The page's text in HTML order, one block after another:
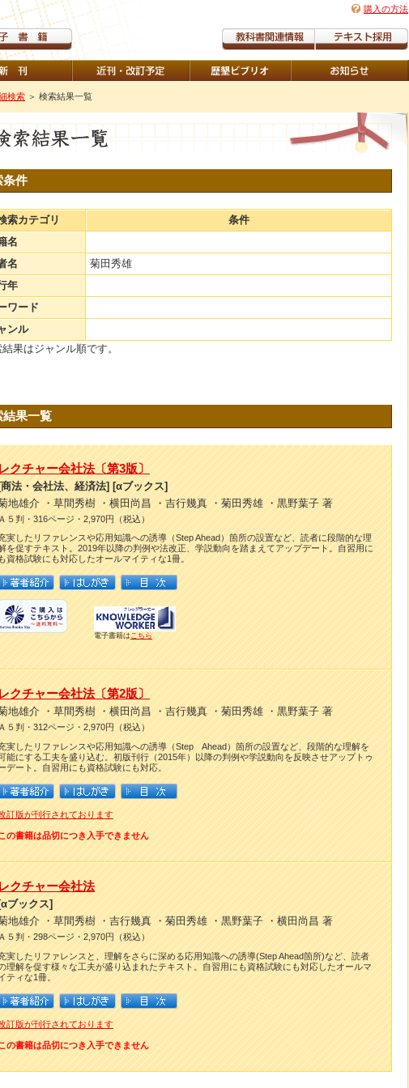
購入の方法
検索 ＞ 検索結果一覧
条件
索カテゴリ
条件
名
名
菊田秀雄
年
ワード
ンル
果はジャンル順です。
結果一覧
クチャー会社法〔第3版〕
法・会社法、経済法] [αブックス]
地雄介 ・草間秀樹 ・横田尚昌 ・吉行幾真 ・菊田秀雄 ・黒野葉子 著
５判・316ページ・2,970円（税込）
実したリファレンスや応用知識への誘導（Step Ahead）箇所の設置など、読者に段階的な理
を促すテキスト。2019年以降の判例や法改正、学説動向を踏まえてアップデート。自習用に
資格試験にも対応したオールマイティな1冊。
電子書籍はこちら
クチャー会社法〔第2版〕
地雄介 ・草間秀樹 ・横田尚昌 ・吉行幾真 ・菊田秀雄 ・黒野葉子 著
５判・312ページ・2,970円（税込）
実したリファレンスや応用知識への誘導（Step Ahead）箇所の設置など、段階的な理解を
能にする工夫を盛り込む。初版刊行（2015年）以降の判例や学説動向を反映させアップトゥ
デート。自習用にも資格試験にも対応。
訂版が刊行されております
の書籍は品切につき入手できません
クチャー会社法
[αブックス]
地雄介 ・草間秀樹 ・吉行幾真 ・菊田秀雄 ・黒野葉子 ・横田尚昌 著
５判・298ページ・2,970円（税込）
実したリファレンスと、理解をさらに深める応用知識への誘導(Step Ahead箇所)など、読者
理解を促す様々な工夫が盛り込まれたテキスト。自習用にも資格試験にも対応したオールマ
ティな1冊。
訂版が刊行されております
の書籍は品切につき入手できません